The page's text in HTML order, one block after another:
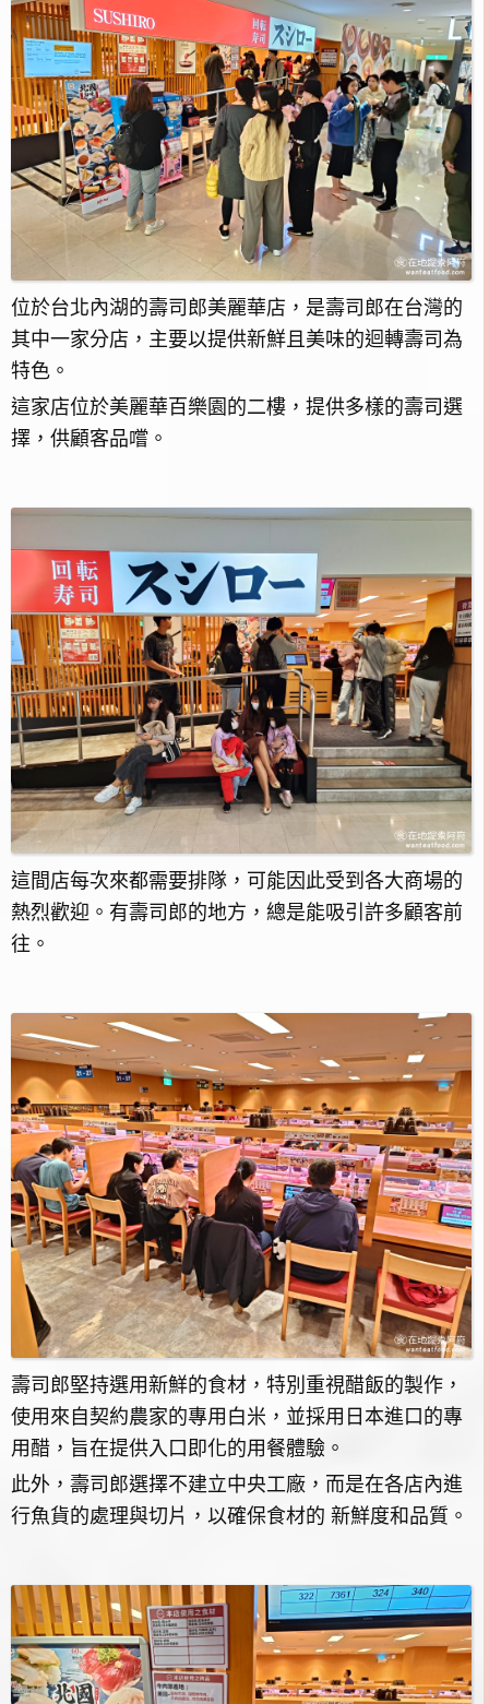
位於台北內湖的壽司郎美麗華店，是壽司郎在台灣的
其中一家分店，主要以提供新鮮且美味的迴轉壽司為
特色。
這家店位於美麗華百樂園的二樓，提供多樣的壽司選
擇，供顧客品嚐。
這間店每次來都需要排隊，可能因此受到各大商場的
熱烈歡迎。有壽司郎的地方，總是能吸引許多顧客前
往。
壽司郎堅持選用新鮮的食材，特別重視醋飯的製作，
使用來自契約農家的專用白米，並採用日本進口的專
用醋，旨在提供入口即化的用餐體驗。
此外，壽司郎選擇不建立中央工廠，而是在各店內進
行魚貨的處理與切片，以確保食材的 新鮮度和品質。